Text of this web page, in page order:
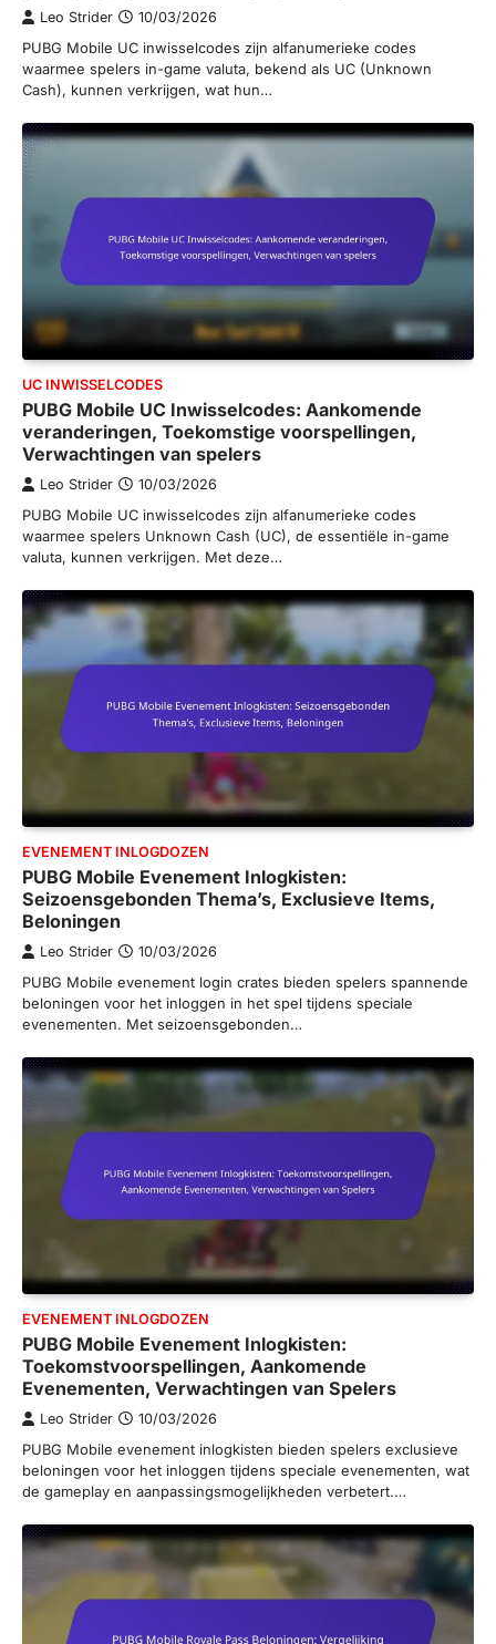
Leo Strider 10/03/2026
PUBG Mobile UC inwisselcodes zijn alfanumerieke codes
waarmee spelers in-game valuta, bekend als UC (Unknown
Cash), kunnen verkrijgen, wat hun…
UC INWISSELCODES
PUBG Mobile UC Inwisselcodes: Aankomende
veranderingen, Toekomstige voorspellingen,
Verwachtingen van spelers
Leo Strider 10/03/2026
PUBG Mobile UC inwisselcodes zijn alfanumerieke codes
waarmee spelers Unknown Cash (UC), de essentiële in-game
valuta, kunnen verkrijgen. Met deze…
EVENEMENT INLOGDOZEN
PUBG Mobile Evenement Inlogkisten:
Seizoensgebonden Thema’s, Exclusieve Items,
Beloningen
Leo Strider 10/03/2026
PUBG Mobile evenement login crates bieden spelers spannende
beloningen voor het inloggen in het spel tijdens speciale
evenementen. Met seizoensgebonden…
EVENEMENT INLOGDOZEN
PUBG Mobile Evenement Inlogkisten:
Toekomstvoorspellingen, Aankomende
Evenementen, Verwachtingen van Spelers
Leo Strider 10/03/2026
PUBG Mobile evenement inlogkisten bieden spelers exclusieve
beloningen voor het inloggen tijdens speciale evenementen, wat
de gameplay en aanpassingsmogelijkheden verbetert.…